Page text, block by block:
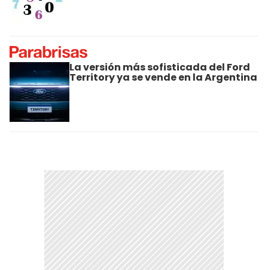
La versión más sofisticada del Ford
Territory ya se vende en la Argentina